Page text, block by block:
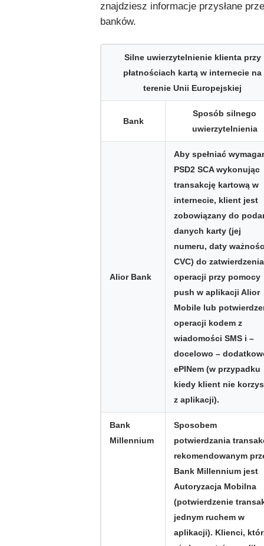
znajdziesz informacje przysłane
banków.
Silne uwierzytelnienie klienta przy
płatnościach kartą w internecie na
terenie Unii Europejskiej
Bank
Sposób silnego
uwierzytelnienia
Alior Bank
Aby spełniać
PSD2 SCA wykonując
transakcję kartową w
internecie, klient jest
zobowiązany do
danych karty (jej
numeru, daty
CVC) do zatwierdzenia
operacji przy pomocy
push w aplikacji Alior
Mobile lub
operacji kodem z
wiadomości SMS i –
docelowo –
ePINem (w przypadku
kiedy klient nie
z aplikacji).
Bank
Millennium
Sposobem
potwierdzania
rekomendowanym
Bank Millennium jest
Autoryzacja Mobilna
(potwierdzenie
jednym ruchem w
aplikacji). Klienci,